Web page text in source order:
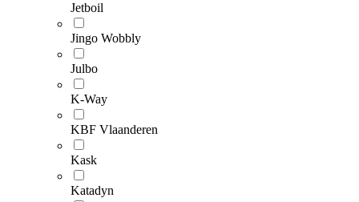
Jetboil
Jingo Wobbly
Julbo
K-Way
KBF Vlaanderen
Kask
Katadyn